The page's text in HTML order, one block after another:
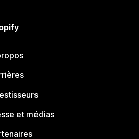
et médias